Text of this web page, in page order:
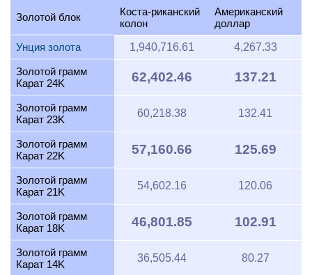
Золотой блок
Коста-риканский
колон
Американский
доллар
Унция золота
1,940,716.61 4,267.33
Золотой грамм
Карат 24K
62,402.46 137.21
Золотой грамм
Карат 23K
60,218.38 132.41
Золотой грамм
Карат 22K
57,160.66 125.69
Золотой грамм
Карат 21K
54,602.16 120.06
Золотой грамм
Карат 18K
46,801.85 102.91
Золотой грамм
Карат 14K
36,505.44 80.27